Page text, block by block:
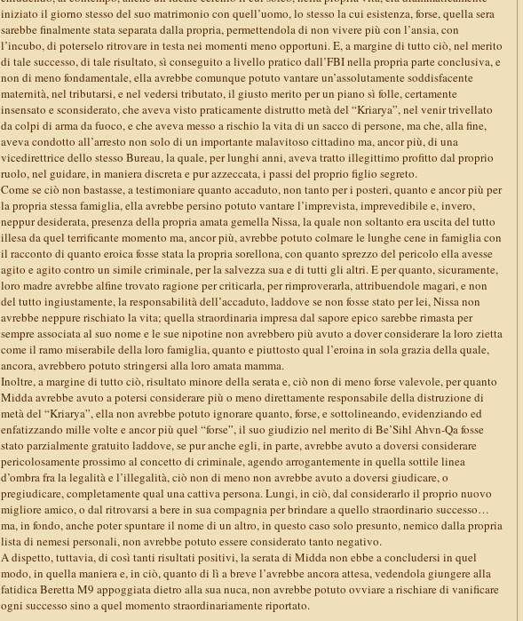
iniziato il giorno stesso del suo matrimonio con quell’uomo, lo stesso la cui esistenza, forse, quella sera
sarebbe finalmente stata separata dalla propria, permettendola di non vivere più con l’ansia, con
l’incubo, di poterselo ritrovare in testa nei momenti meno opportuni. E, a margine di tutto ciò, nel merito
di tale successo, di tale risultato, sì conseguito a livello pratico dall’FBI nella propria parte conclusiva, e
non di meno fondamentale, ella avrebbe comunque potuto vantare un’assolutamente soddisfacente
maternità, nel tributarsi, e nel vedersi tributato, il giusto merito per un piano sì folle, certamente
insensato e sconsiderato, che aveva visto praticamente distrutto metà del “Kriarya”, nel venir trivellato
da colpi di arma da fuoco, e che aveva messo a rischio la vita di un sacco di persone, ma che, alla fine,
aveva condotto all’arresto non solo di un importante malavitoso cittadino ma, ancor più, di una
vicedirettrice dello stesso Bureau, la quale, per lunghi anni, aveva tratto illegittimo profitto dal proprio
ruolo, nel guidare, in maniera discreta e pur azzeccata, i passi del proprio figlio segreto.
Come se ciò non bastasse, a testimoniare quanto accaduto, non tanto per i posteri, quanto e ancor più per
la propria stessa famiglia, ella avrebbe persino potuto vantare l’imprevista, imprevedibile e, invero,
neppur desiderata, presenza della propria amata gemella Nissa, la quale non soltanto era uscita del tutto
illesa da quel terrificante momento ma, ancor più, avrebbe potuto colmare le lunghe cene in famiglia con
il racconto di quanto eroica fosse stata la propria sorellona, con quanto sprezzo del pericolo ella avesse
agito e agito contro un simile criminale, per la salvezza sua e di tutti gli altri. E per quanto, sicuramente,
loro madre avrebbe alfine trovato ragione per criticarla, per rimproverarla, attribuendole magari, e non
del tutto ingiustamente, la responsabilità dell’accaduto, laddove se non fosse stato per lei, Nissa non
avrebbe neppure rischiato la vita; quella straordinaria impresa dal sapore epico sarebbe rimasta per
sempre associata al suo nome e le sue nipotine non avrebbero più avuto a dover considerare la loro zietta
come il ramo miserabile della loro famiglia, quanto e piuttosto qual l’eroina in sola grazia della quale,
ancora, avrebbero potuto stringersi alla loro amata mamma.
Inoltre, a margine di tutto ciò, risultato minore della serata e, ciò non di meno forse valevole, per quanto
Midda avrebbe avuto a potersi considerare più o meno direttamente responsabile della distruzione di
metà del “Kriarya”, ella non avrebbe potuto ignorare quanto, forse, e sottolineando, evidenziando ed
enfatizzando mille volte e ancor più quel “forse”, il suo giudizio nel merito di Be’Sihl Ahvn-Qa fosse
stato parzialmente gratuito laddove, se pur anche egli, in parte, avrebbe avuto a doversi considerare
pericolosamente prossimo al concetto di criminale, agendo arrogantemente in quella sottile linea
d’ombra fra la legalità e l’illegalità, ciò non di meno non avrebbe avuto a doversi giudicare, o
pregiudicare, completamente qual una cattiva persona. Lungi, in ciò, dal considerarlo il proprio nuovo
migliore amico, o dal ritrovarsi a bere in sua compagnia per brindare a quello straordinario successo…
ma, in fondo, anche poter spuntare il nome di un altro, in questo caso solo presunto, nemico dalla propria
lista di nemesi personali, non avrebbe potuto essere considerato tanto negativo.
A dispetto, tuttavia, di così tanti risultati positivi, la serata di Midda non ebbe a concludersi in quel
modo, in quella maniera e, in ciò, quanto di lì a breve l’avrebbe ancora attesa, vedendola giungere alla
fatidica Beretta M9 appoggiata dietro alla sua nuca, non avrebbe potuto ovviare a rischiare di vanificare
ogni successo sino a quel momento straordinariamente riportato.